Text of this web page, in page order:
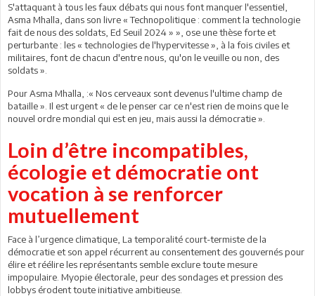
S'attaquant à tous les faux débats qui nous font manquer l'essentiel,
Asma Mhalla, dans son livre « Technopolitique : comment la technologie
fait de nous des soldats, Ed Seuil 2024 » », ose une thèse forte et
perturbante : les « technologies de l'hypervitesse », à la fois civiles et
militaires, font de chacun d'entre nous, qu'on le veuille ou non, des
soldats ».
Pour Asma Mhalla, :« Nos cerveaux sont devenus l'ultime champ de
bataille ». Il est urgent « de le penser car ce n'est rien de moins que le
nouvel ordre mondial qui est en jeu, mais aussi la démocratie ».
Loin d’être incompatibles,
écologie et démocratie ont
vocation à se renforcer
mutuellement
Face à l’urgence climatique, La temporalité court-termiste de la
démocratie et son appel récurrent au consentement des gouvernés pour
élire et réélire les représentants semble exclure toute mesure
impopulaire. Myopie électorale, peur des sondages et pression des
lobbys érodent toute initiative ambitieuse.